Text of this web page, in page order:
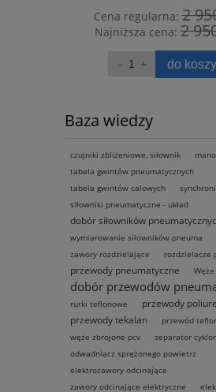
Cena regularna:2
Najniższa cena: 2
do
Baza wiedzy
czujniki zbliżeniowe, siłownik
tabela gwintów pneumatycznych
tabela gwintów calowych
siłowniki pneumatyczne - układ
dobór siłowników pneumatycznyc
wymiarowanie siłowników pneuma
zawory rozdzielające
rozdzielacze
przewody pneumatyczne
dobór przewodów
rurki teflonowe
przewody
przewody tekalan
przewód
węże zbrojone pcv
separator
odwadniacz sprężonego powietrz
elektrozawory odcinające
zawory odcinające elektryczne